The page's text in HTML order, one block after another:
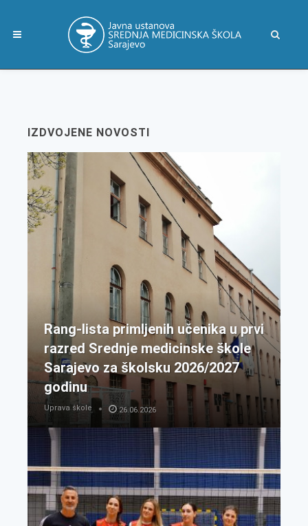
IZDVOJENE NOVOSTI
Rang-lista primljenih učenika u prvi
razred Srednje medicinske škole
Sarajevo za školsku 2026/2027
godinu
Uprava škole 26.06.2026